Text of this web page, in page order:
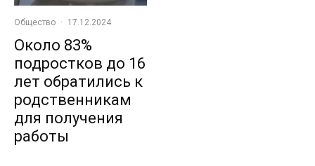
Общество · 17.12.2024
Около 83%
подростков до 16
лет обратились к
родственникам
для получения
работы